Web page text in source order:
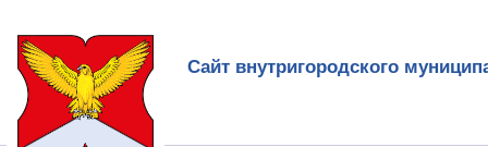
Сайт внутригородского